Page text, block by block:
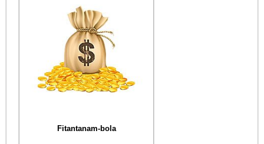
Fitantanam-bola